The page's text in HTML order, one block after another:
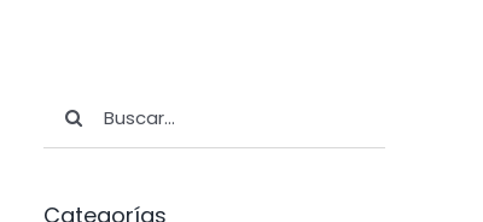
Categorías